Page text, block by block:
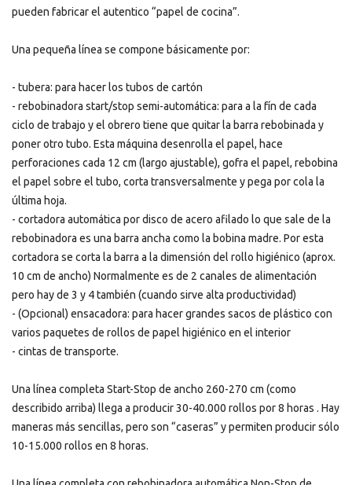
pueden fabricar el autentico “papel de cocina”.
Una pequeña línea se compone básicamente por:
- tubera: para hacer los tubos de cartón
- rebobinadora start/stop semi-automática: para a la fín de cada
ciclo de trabajo y el obrero tiene que quitar la barra rebobinada y
poner otro tubo. Esta máquina desenrolla el papel, hace
perforaciones cada 12 cm (largo ajustable), gofra el papel, rebobina
el papel sobre el tubo, corta transversalmente y pega por cola la
última hoja.
- cortadora automática por disco de acero afilado lo que sale de la
rebobinadora es una barra ancha como la bobina madre. Por esta
cortadora se corta la barra a la dimensión del rollo higiénico (aprox.
10 cm de ancho) Normalmente es de 2 canales de alimentación
pero hay de 3 y 4 también (cuando sirve alta productividad)
- (Opcional) ensacadora: para hacer grandes sacos de plástico con
varios paquetes de rollos de papel higiénico en el interior
- cintas de transporte.
Una línea completa Start-Stop de ancho 260-270 cm (como
describido arriba) llega a producir 30-40.000 rollos por 8 horas . Hay
maneras más sencillas, pero son “caseras” y permiten producir sólo
10-15.000 rollos en 8 horas.